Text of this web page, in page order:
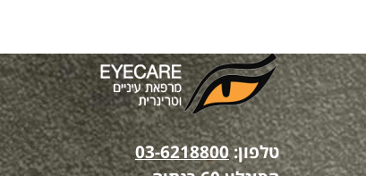
טלפון:03-6218800